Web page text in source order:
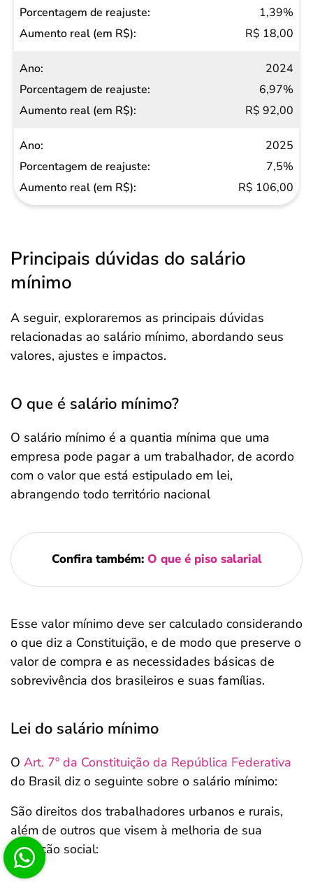
1,39%
R$ 18,00
2024
6,97%
R$ 92,00
2025
7,5%
R$ 106,00
Principais dúvidas do salário
mínimo
A seguir, exploraremos as principais dúvidas
relacionadas ao salário mínimo, abordando seus
valores, ajustes e impactos.
O que é salário mínimo?
O salário mínimo é a quantia mínima que uma
empresa pode pagar a um trabalhador, de acordo
com o valor que está estipulado em lei,
abrangendo todo território nacional
Confira também: O que é piso salarial
Esse valor mínimo deve ser calculado considerando
o que diz a Constituição, e de modo que preserve o
valor de compra e as necessidades básicas de
sobrevivência dos brasileiros e suas famílias.
Lei do salário mínimo
O Art. 7º da Constituição da República Federativa
do Brasil diz o seguinte sobre o salário mínimo:
São direitos dos trabalhadores urbanos e rurais,
além de outros que visem à melhoria de sua
condição social: